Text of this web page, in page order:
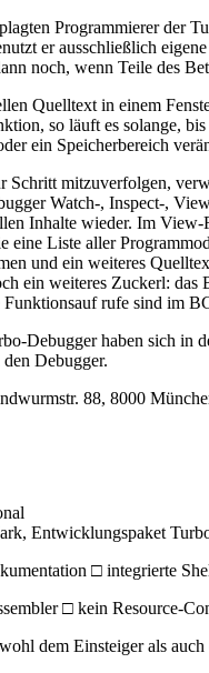
Programmierer der
er ausschließlich
noch, wenn Teile des
Quelltext in einem
so läuft es solange,
ein Speicherbereich
mitzuverfolgen,
Watch-, Inspect-,
Inhalte wieder. Im
eine Liste aller
und ein weiteres
ein weiteres Zuckerl:
rufe sind im
Debugger haben sich in
Debugger.
88, 8000
Entwicklungspaket
□ integrierte
□ kein Resource-
dem Einsteiger als